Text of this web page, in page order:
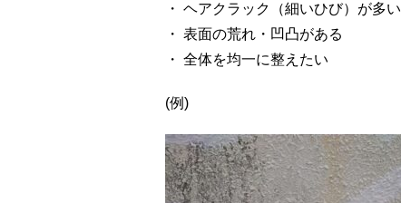
・ ヘアクラック（細いひび）が多い
・ 表面の荒れ・凹凸がある
・ 全体を均一に整えたい
(例)